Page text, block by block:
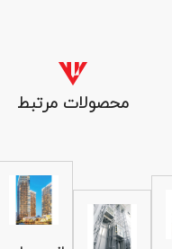
محصولات مرتبط